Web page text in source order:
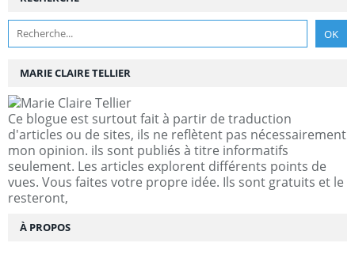
MARIE CLAIRE TELLIER
Ce blogue est surtout fait à partir de traduction
d'articles ou de sites, ils ne reflètent pas nécessairement
mon opinion. ils sont publiés à titre informatifs
seulement. Les articles explorent différents points de
vues. Vous faites votre propre idée. Ils sont gratuits et le
resteront,
À PROPOS